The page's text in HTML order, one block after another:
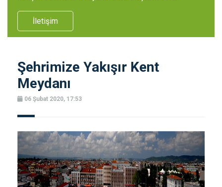
İletişim
Şehrimize Yakışır Kent
Meydanı
06 Şubat 2020, 17:53